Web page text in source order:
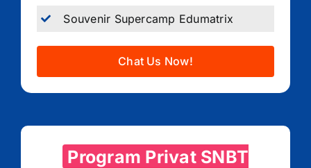
Souvenir Supercamp Edumatrix
Chat Us Now!
Program Privat SNBT